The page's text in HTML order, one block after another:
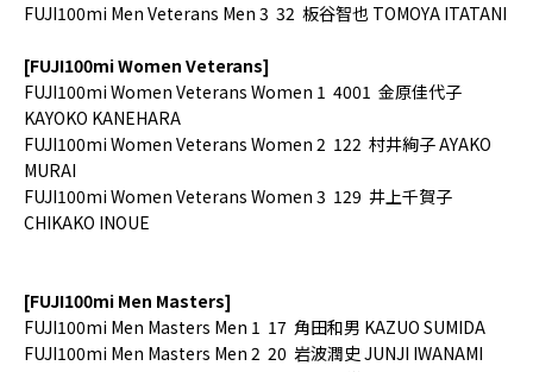
FUJI100mi Men Veterans Men 3 32 板谷智也 TOMOYA ITATANI
[FUJI100mi Women Veterans]
FUJI100mi Women Veterans Women 1 4001 金原佳代子
KAYOKO KANEHARA
FUJI100mi Women Veterans Women 2 122 村井絢子 AYAKO
MURAI
FUJI100mi Women Veterans Women 3 129 井上千賀子
CHIKAKO INOUE
[FUJI100mi Men Masters]
FUJI100mi Men Masters Men 1 17 角田和男 KAZUO SUMIDA
FUJI100mi Men Masters Men 2 20 岩波潤史 JUNJI IWANAMI